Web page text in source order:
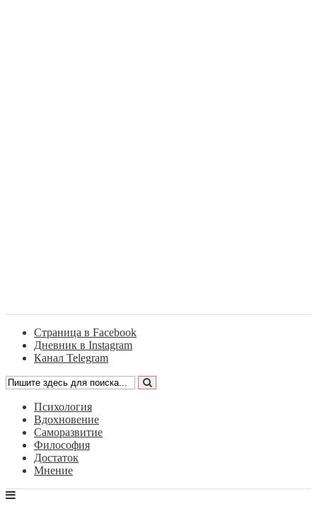
Страница в Facebook
Дневник в Instagram
Канал Telegram
Психология
Вдохновение
Саморазвитие
Философия
Достаток
Мнение